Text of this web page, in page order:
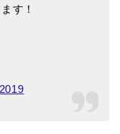
す！